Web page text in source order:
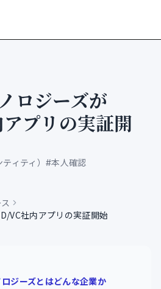
ロジーズが
プリの実証開
ティティ）#本人確認
VC社内アプリの実証開始
ジーズとはどんな企業か